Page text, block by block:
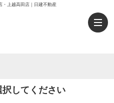
・上越高田店｜日建不動産
択してください